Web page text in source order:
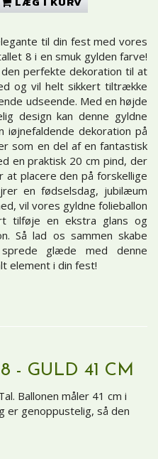
til din fest med vores
8 i en smuk gylden farve!
perfekte dekoration til at
og vil helt sikkert tiltrække
udseende. Med en højde
design kan denne gyldne
iøjnefaldende dekoration på
som en del af en fantastisk
en praktisk 20 cm pind, der
placere den på forskellige
en fødselsdag, jubilæum
vil vores gyldne folieballon
tilføje en ekstra glans og
Så lad os sammen skabe
glæde med denne
element i din fest!
- GULD 41 CM
Ballonen måler 41 cm i
er genoppustelig, så den